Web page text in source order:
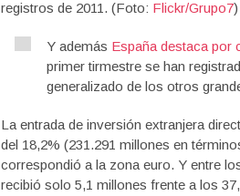
registros de 2011. (Foto: Flickr/Grupo7)
Y además España destaca por
primer tirmestre se han
generalizado de los otros
La entrada de inversión extranjera
del 18,2% (231.291 millones en
correspondió a la zona euro. Y entre
recibió solo 5,1 millones frente a los